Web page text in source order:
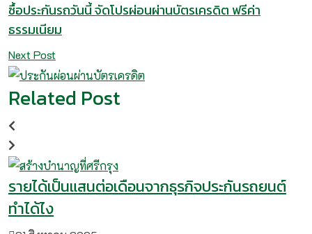
ซื้อประกันรถวันนี้ จัดโปรผ่อนผ่านบัตรเครดิต ฟรีค่า
ธรรมเนียม
Next Post
Related Post
รายได้เป็นแสนต่อเดือนจากธุรกิจประกันรถยนต์
ทำได้ไง